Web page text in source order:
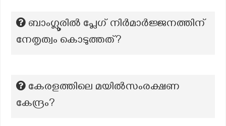
ബാംഗ്ലൂരില്‍ പ്ലേഗ് നിര്‍മാര്‍ജ്ജനത്തിന്
നേതൃത്വം കൊടുത്തത്?
കേരളത്തിലെ മയിൽസംരക്ഷണ
കേന്ദ്രം?